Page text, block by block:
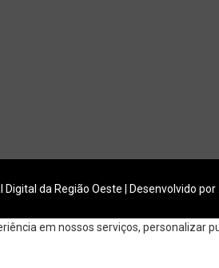
da Região Oeste | Desenvolvido por
em nossos serviços, personalizar